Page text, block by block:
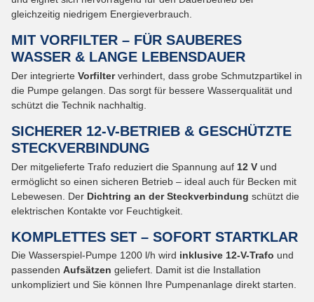
gleichzeitig niedrigem Energieverbrauch.
MIT VORFILTER – FÜR SAUBERES
WASSER & LANGE LEBENSDAUER
Der integrierte Vorfilterverhindert, dass grobe Schmutzpartikel in
die Pumpe gelangen. Das sorgt für bessere Wasserqualität und
schützt die Technik nachhaltig.
SICHERER 12-V-BETRIEB & GESCHÜTZTE
STECKVERBINDUNG
Der mitgelieferte Trafo reduziert die Spannung auf 12 V und
ermöglicht so einen sicheren Betrieb – ideal auch für Becken mit
Lebewesen. Der Dichtring an der Steckverbindung schützt die
elektrischen Kontakte vor Feuchtigkeit.
KOMPLETTES SET – SOFORT STARTKLAR
Die Wasserspiel-Pumpe 1200 l/h wird inklusive 12-V-Trafo und
passenden Aufsätzen geliefert. Damit ist die Installation
unkompliziert und Sie können Ihre Pumpenanlage direkt starten.